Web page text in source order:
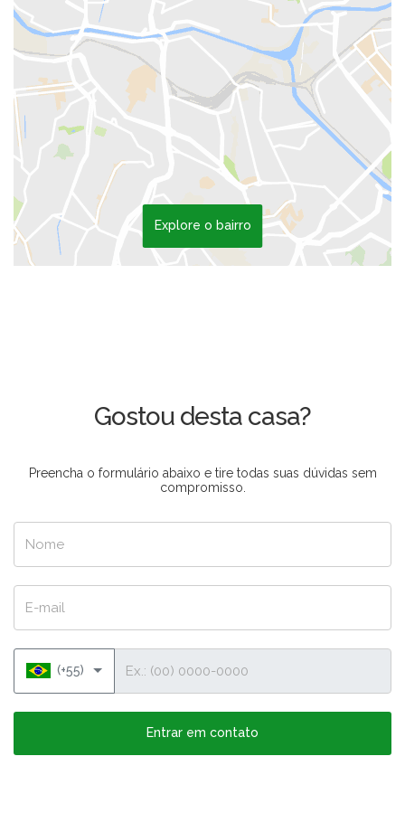
Explore o bairro
Gostou desta casa?
Preencha o formulário abaixo e tire todas suas dúvidas sem
compromisso.
(+55)
Entrar em contato